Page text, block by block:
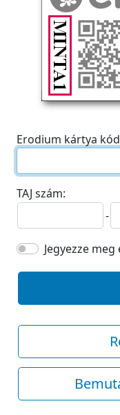
Erodium kártya
TAJ szám:
-
Jegyezze